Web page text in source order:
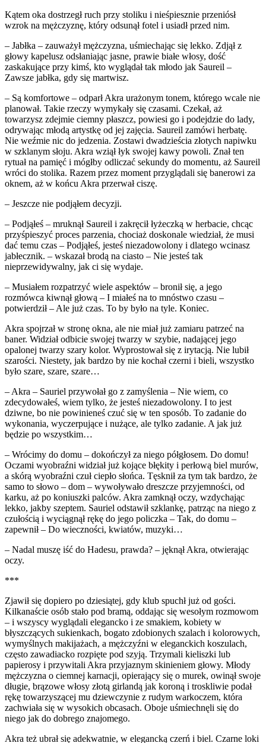
Kątem oka dostrzegł ruch przy stoliku i nieśpiesznie przeniósł
wzrok na mężczyznę, który odsunął fotel i usiadł przed nim.
– Jabłka – zauważył mężczyzna, uśmiechając się lekko. Zdjął z
głowy kapelusz odsłaniając jasne, prawie białe włosy, dość
zaskakujące przy kimś, kto wyglądał tak młodo jak Saureil –
Zawsze jabłka, gdy się martwisz.
– Są komfortowe – odparł Akra urażonym tonem, którego wcale nie
planował. Takie rzeczy wymykały się czasami. Czekał, aż
towarzysz zdejmie ciemny płaszcz, powiesi go i podejdzie do lady,
odrywając młodą artystkę od jej zajęcia. Saureil zamówi herbatę.
Nie weźmie nic do jedzenia. Zostawi dwadzieścia złotych napiwku
w szklanym słoju. Akra wziął łyk swojej kawy powoli. Znał ten
rytuał na pamięć i mógłby odliczać sekundy do momentu, aż Saureil
wróci do stolika. Razem przez moment przyglądali się banerowi za
oknem, aż w końcu Akra przerwał ciszę.
– Jeszcze nie podjąłem decyzji.
– Podjąłeś – mruknął Saureil i zakręcił łyżeczką w herbacie, chcąc
przyśpieszyć proces parzenia, chociaż doskonale wiedział, że musi
dać temu czas – Podjąłeś, jesteś niezadowolony i dlatego wcinasz
jabłecznik. – wskazał brodą na ciasto – Nie jesteś tak
nieprzewidywalny, jak ci się wydaje.
– Musiałem rozpatrzyć wiele aspektów – bronił się, a jego
rozmówca kiwnął głową – I miałeś na to mnóstwo czasu –
potwierdził – Ale już czas. To by było na tyle. Koniec.
Akra spojrzał w stronę okna, ale nie miał już zamiaru patrzeć na
baner. Widział odbicie swojej twarzy w szybie, nadającej jego
opalonej twarzy szary kolor. Wyprostował się z irytacją. Nie lubił
szarości. Niestety, jak bardzo by nie kochał czerni i bieli, wszystko
było szare, szare, szare…
– Akra – Sauriel przywołał go z zamyślenia – Nie wiem, co
zdecydowałeś, wiem tylko, że jesteś niezadowolony. I to jest
dziwne, bo nie powinieneś czuć się w ten sposób. To zadanie do
wykonania, wyczerpujące i nużące, ale tylko zadanie. A jak już
będzie po wszystkim…
– Wrócimy do domu – dokończył za niego półgłosem. Do domu!
Oczami wyobraźni widział już kojące błękity i perłową biel murów,
a skórą wyobraźni czuł ciepło słońca. Tęsknił za tym tak bardzo, że
samo to słowo – dom – wywoływało dreszcze przyjemności, od
karku, aż po koniuszki palców. Akra zamknął oczy, wzdychając
lekko, jakby szeptem. Sauriel odstawił szklankę, patrząc na niego z
czułością i wyciągnął rękę do jego policzka – Tak, do domu –
zapewnił – Do wieczności, kwiatów, muzyki…
– Nadal muszę iść do Hadesu, prawda? – jęknął Akra, otwierając
oczy.
***
Zjawił się dopiero po dziesiątej, gdy klub spuchł już od gości.
Kilkanaście osób stało pod bramą, oddając się wesołym rozmowom
– i wszyscy wyglądali elegancko i ze smakiem, kobiety w
błyszczących sukienkach, bogato zdobionych szalach i kolorowych,
wymyślnych makijażach, a mężczyźni w eleganckich koszulach,
często zawadiacko rozpięte pod szyją. Trzymali kieliszki lub
papierosy i przywitali Akra przyjaznym skinieniem głowy. Młody
mężczyzna o ciemnej karnacji, opierający się o murek, owinął swoje
długie, brązowe włosy złotą girlandą jak koroną i troskliwie podał
rękę towarzyszącej mu dziewczynie z rudym warkoczem, która
zachwiała się w wysokich obcasach. Oboje uśmiechnęli się do
niego jak do dobrego znajomego.
Akra też ubrał się adekwatnie, w elegancką czerń i biel. Czarne loki